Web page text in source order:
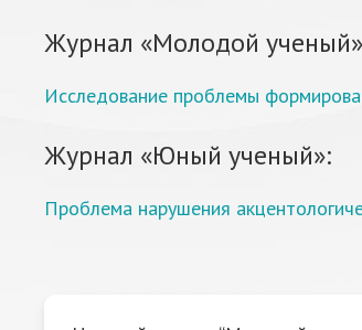
Журнал «Молодой
Исследование проблемы
Журнал «Юный ученый»:
Проблема нарушения